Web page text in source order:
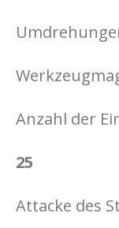
Anzahl der
25
Attacke des